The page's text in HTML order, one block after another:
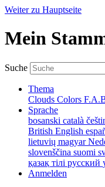
Weiter zu Hauptseite
Mein
Suche
Thema
Clouds Colors
Sprache
bosanski català
British English
lietuvių magyar
slovenščina suomi
қазақ тілі русский
Anmelden